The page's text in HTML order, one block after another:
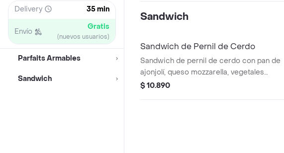
Delivery 35 min
Envío Gratis
(nuevos usuarios)
Parfaits Armables
Sandwich
Sandwich
Sandwich de Pernil de Cerdo
Sandwich de pernil de cerdo con pan de
ajonjolí, queso mozzarella, vegetales
frescos y salsa especial.
$ 10.890